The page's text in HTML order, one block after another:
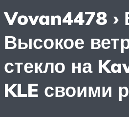
Vovan4478 ›
Высокое
стекло на
KLE своими